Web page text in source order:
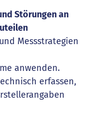
Störungen an
Messstrategien
anwenden.
erfassen,